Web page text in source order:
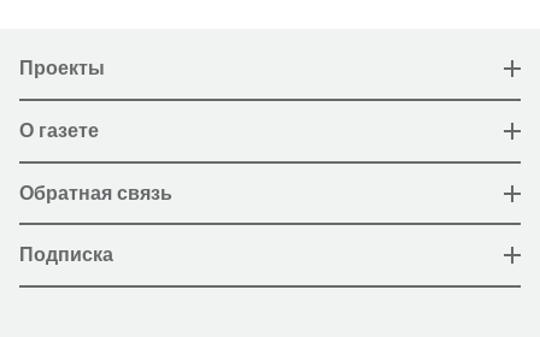
Проекты
О газете
Обратная связь
Подписка